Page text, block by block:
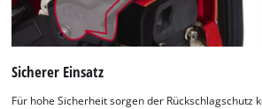
Sicherer Einsatz
Für hohe Sicherheit sorgen der Rückschlagschutz